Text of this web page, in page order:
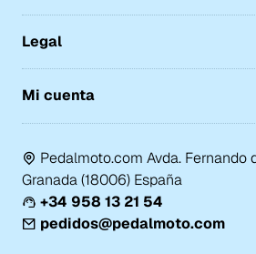
Legal
Mi cuenta
Pedalmoto.com Avda. Fernando
Granada (18006) España
+34 958 13 21 54
pedidos@pedalmoto.com